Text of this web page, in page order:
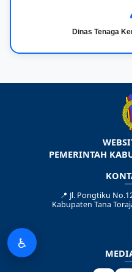
Dinas Tenaga
PEMERINTAH
📍 Jl. Pongtiku
Kabupaten Tana
♿